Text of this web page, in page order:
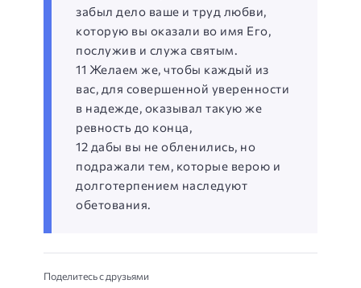
забыл дело ваше и труд любви,
которую вы оказали во имя Его,
послужив и служа святым.
11 Желаем же, чтобы каждый из
вас, для совершенной уверенности
в надежде, оказывал такую же
ревность до конца,
12 дабы вы не обленились, но
подражали тем, которые верою и
долготерпением наследуют
обетования.
Поделитесь с друзьями